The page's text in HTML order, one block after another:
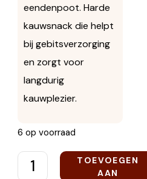
eendenpoot. Harde
kauwsnack die helpt
bij gebitsverzorging
en zorgt voor
langdurig
kauwplezier.
6 op voorraad
TOEVOEGEN
AAN